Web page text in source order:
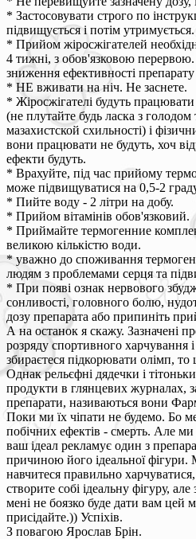
* Застосовувати строго по
підвищується і потім утримується.
* Прийом жіросжігателей
4 тижні, з обов'язковою перервою.
зниження ефективності
* НЕ вживати на ніч. Не заснете.
* Жіросжігателі будуть
(не плутайте будь ласка з
мазахистской схильності) і
вони працювати не будуть, хоч
ефекти будуть.
* Врахуйте, під час прийому
може підвищуватися на 0,5-2
* Пийте воду - 2 літри на добу.
* Прийом вітамінів обов'язковий.
* Приймайте термогенние
великою кількістю води.
* уважно до споживання
людям з проблемами серця та
* При появі ознак нервового
сонливості, головного болю,
дозу препарата або припиніть
А на останок я скажу. Зазначені
розряду спортивного харчування
збираєтеся підкорювати олімп, то
Однак рельєфні дядечки і
продукти в глянцевих журналах,
препарати, називаються вони
Поки ми їх чіпати не будемо. Бо
побічних ефектів - смерть. Але
ваш ідеал рекламує один з
причиною його ідеальної фігури.
навчитеся правильно
створите собі ідеальну фігуру,
мені не боязко буде дати вам цей
присідайте.)) Успіхів.
З повагою Ярослав Брін.